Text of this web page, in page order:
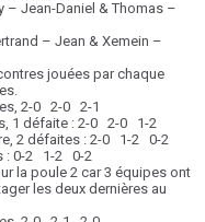
– Jean-Daniel & Thomas –
– Jean & Xemein –
jouées par chaque
2-0 2-0 2-1
défaite : 2-0 2-0 1-2
2 défaites : 2-0 1-2 0-2
2 1-2 0-2
la poule 2 car 3 équipes ont
les deux dernières au